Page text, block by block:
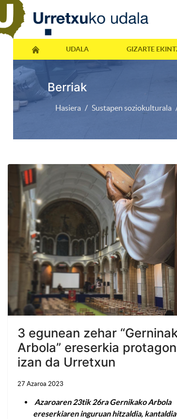
UDALA GIZARTE
Berriak
Hasiera Sustapen soziokulturala
3 egunean zehar
Arbola” ereserkia
izan da Urretxun
27 Azaroa 2023
Azaroaren 23tik 26ra Gernikako Arbola
ereserkiaren inguruan hitzaldia,